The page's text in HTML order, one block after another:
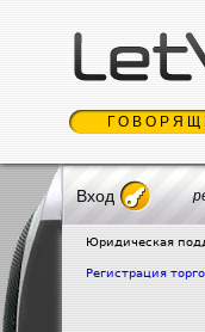
Вход
Юридическая
Регистрация